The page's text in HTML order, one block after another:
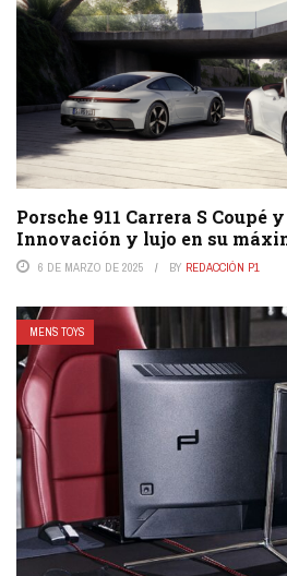
Porsche 911 Carrera S Coupé
Innovación y lujo en su
6 DE MARZO DE 2025 BY REDACCIÓN P1
MEN´S TOYS